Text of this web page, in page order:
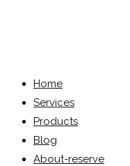
Home
Services
Products
Blog
About-reserve